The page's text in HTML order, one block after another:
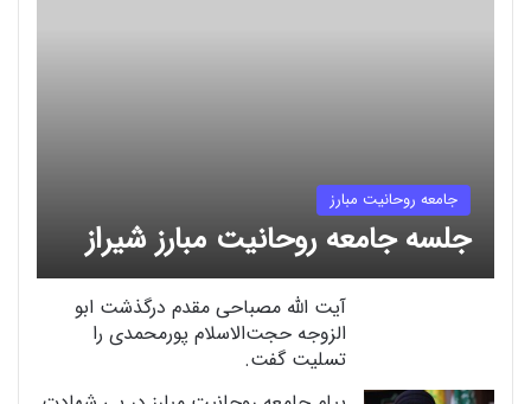
جامعه روحانیت مبارز
جلسه جامعه روحانیت مبارز شیراز
آیت الله مصباحی مقدم درگذشت ابو
الزوجه حجت‌الاسلام پورمحمدی را
تسلیت گفت.